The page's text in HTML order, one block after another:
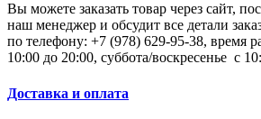
Вы можете заказать товар через сайт,
наш менеджер и обсудит все детали
по телефону: +7 (978) 629-95-38, время
10:00 до 20:00, суббота/воскресенье с
Доставка и оплата